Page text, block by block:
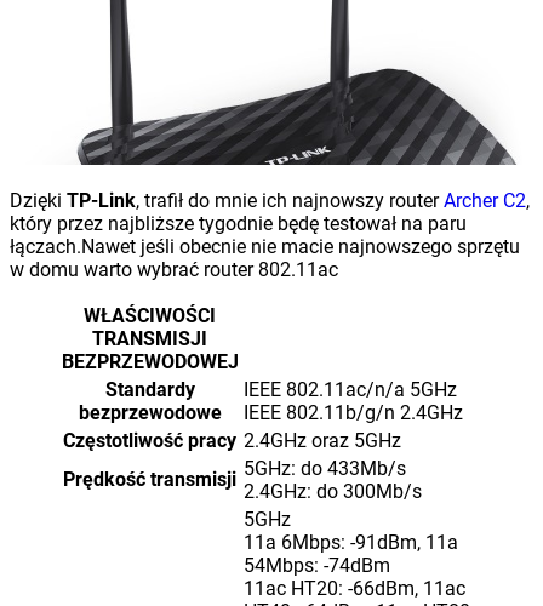
Dzięki TP-Link, trafił do mnie ich najnowszy routerArcher C2,
który przez najbliższe tygodnie będę testował na paru
łączach.Nawet jeśli obecnie nie macie najnowszego sprzętu
w domu warto wybrać router 802.11ac
WŁAŚCIWOŚCI
TRANSMISJI
BEZPRZEWODOWEJ
Standardy
bezprzewodowe
IEEE 802.11ac/n/a 5GHz
IEEE 802.11b/g/n 2.4GHz
Częstotliwość pracy 2.4GHz oraz 5GHz
Prędkość transmisji 5GHz: do 433Mb/s
2.4GHz: do 300Mb/s
5GHz
11a 6Mbps: -91dBm, 11a
54Mbps: -74dBm
11ac HT20: -66dBm, 11ac